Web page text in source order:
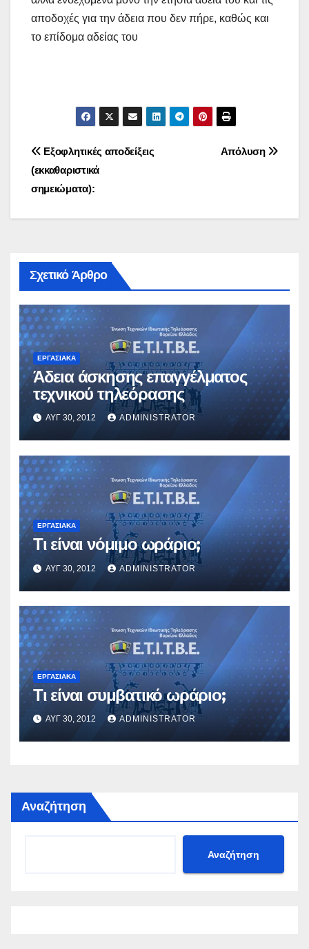
αποδοχές για την άδεια που δεν πήρε, καθώς και
το επίδομα αδείας του
Πλοήγηση
άρθρων
Απόλυση
Εξοφλητικές αποδείξεις
(εκκαθαριστικά
σημειώματα):
Σχετικό Άρθρο
ΕΡΓΑΣΙΑΚΆ
Άδεια άσκησης επαγγέλματος
τεχνικού τηλεόρασης
ΑΥΓ 30, 2012 ADMINISTRATOR
ΕΡΓΑΣΙΑΚΆ
Τι είναι νόμιμο ωράριο;
ΑΥΓ 30, 2012 ADMINISTRATOR
ΕΡΓΑΣΙΑΚΆ
Τι είναι συμβατικό ωράριο;
ΑΥΓ 30, 2012 ADMINISTRATOR
Αναζήτηση
Αναζήτηση